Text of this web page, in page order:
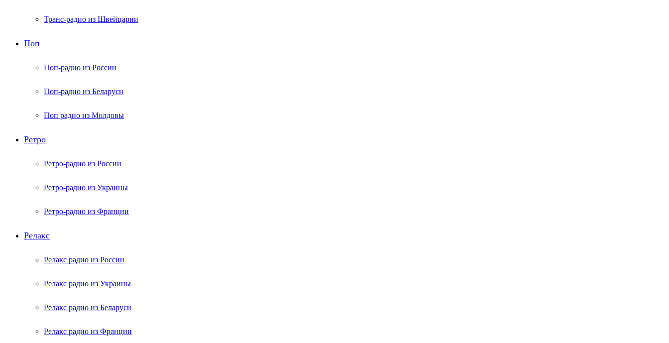
Транс-радио из Швейцарии
Поп
Поп-радио из России
Поп-радио из Беларуси
Поп радио из Молдовы
Ретро
Ретро-радио из России
Ретро-радио из Украины
Ретро-радио из Франции
Релакс
Релакс радио из России
Релакс радио из Украины
Релакс радио из Беларуси
Релакс радио из Франции